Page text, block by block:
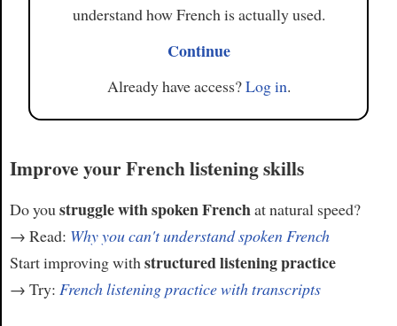
understand how French is actually used.
Continue
Already have access?Log in.
Improve your French listening skills
Do you struggle with spoken Frenchat natural speed?
→ Read: Why you can't understand spoken French
Start improving with structured listening practice
→ Try: French listening practice with transcripts